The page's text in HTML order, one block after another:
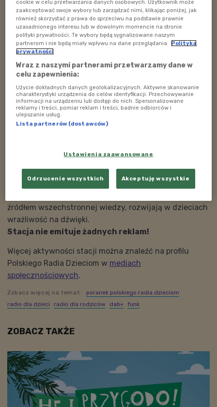
mnóstwo pozytywnej energii! Przewodnikiem po tym
gatunku muzycznym był Qba Łukowski z
Warszawskiego Funku. Zapraszamy!
Audycja"Poranek"
Prowadzi:Martyna Chuderska
Gość:Qba Łukowski z Warszawskiego Funku
Data emisji: 25.01..2025.
Godzina emisji: 08:00
Polskie Radio Dzieciomto całodobowe
rozrywkowe orazbajki, słuchowiska i podcasty
audycjach usłyszeć można znane i lubiane piosenki dla
dzieci.
źródłem wszechstronnej wiedzy, rozwijają w dzieciach
wrażliwość na dźwięki.
Stacja nie emituje żadnych reklam!
Więcej aktywności stacji można znaleźć na profilu
Polskiego Radia Dzieciom w mediach
społecznościowych.
Zobacz więcej na temat:
poranek polskiego radia dzieciom
radio dla dzieci
radio dla rodziców dab+ funk
ZOBACZ TAKŻE
cookie w celu przetwarzania danych osobowych. Użytkownik może
zaakceptować swoje wybory lub zarządzać nimi, klikając poniżej, jak
również skorzystać z prawa do sprzeciwu na podstawie prawnie
uzasadnionego interesu lub w dowolnym momencie na stronie
polityki prywatności. Te wybory będą sygnalizowane naszym
partnerom i nie będą miały wpływu na dane przeglądania. Polityka
prywatności
Wraz z naszymi partnerami przetwarzamy dane w
celu zapewnienia:
Użycie dokładnych danych geolokalizacyjnych. Aktywne skanowanie
charakterystyki urządzenia do celów identyfikacji. Przechowywanie
informacji na urządzeniu lub dostęp do nich. Spersonalizowane
reklamy i treści, pomiar reklam i treści, badnie odbiorców i
ulepszanie usług.
Lista partnerów (dostawców)
Ustawienia zaawansowane
Odrzucenie wszystkich Akceptuję wszystkie